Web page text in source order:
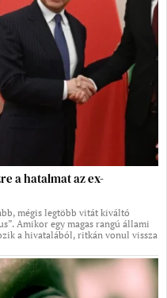
a hatalmat az ex-
mégis legtöbb vitát kiváltó
Amikor egy magas rangú állami
a hivatalából, ritkán vonul vissza